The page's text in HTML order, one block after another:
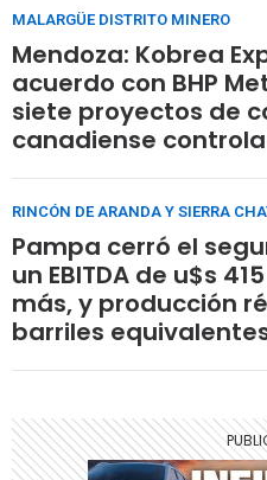
MALARGÜE DISTRITO MINERO
Mendoza: Kobrea
acuerdo con BHP
siete proyectos de
canadiense
RINCÓN DE ARANDA Y SIERRA
Pampa cerró el
un EBITDA de u$s
más, y producción
barriles